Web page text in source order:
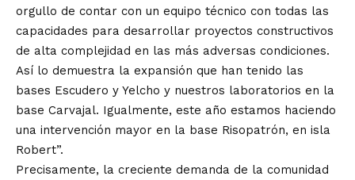
orgullo de contar con un equipo técnico con todas las
capacidades para desarrollar proyectos constructivos
de alta complejidad en las más adversas condiciones.
Así lo demuestra la expansión que han tenido las
bases Escudero y Yelcho y nuestros laboratorios en la
base Carvajal. Igualmente, este año estamos haciendo
una intervención mayor en la base Risopatrón, en isla
Robert”.
Precisamente, la creciente demanda de la comunidad